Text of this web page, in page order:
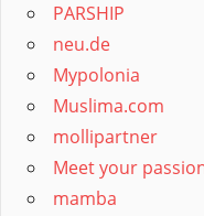
PARSHIP
neu.de
Mypolonia
Muslima.com
mollipartner
Meet your
mamba